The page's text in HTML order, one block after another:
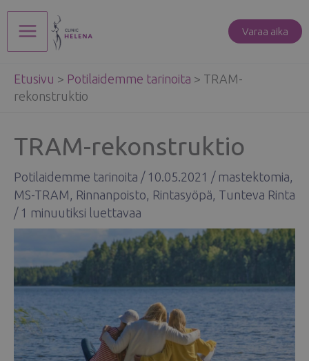
Siirry
sisältöön
Main
Menu
Varaa aika
Etusivu > Potilaidemme tarinoita > TRAM-
rekonstruktio
TRAM-rekonstruktio
Potilaidemme tarinoita / 10.05.2021 / mastektomia
MS-TRAM
Rinnanpoisto Rintasyöpä Tunteva Rinta
/ 1 minuutiksi luettavaa